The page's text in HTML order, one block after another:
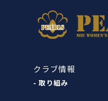
クラブ情報
- 取り組み